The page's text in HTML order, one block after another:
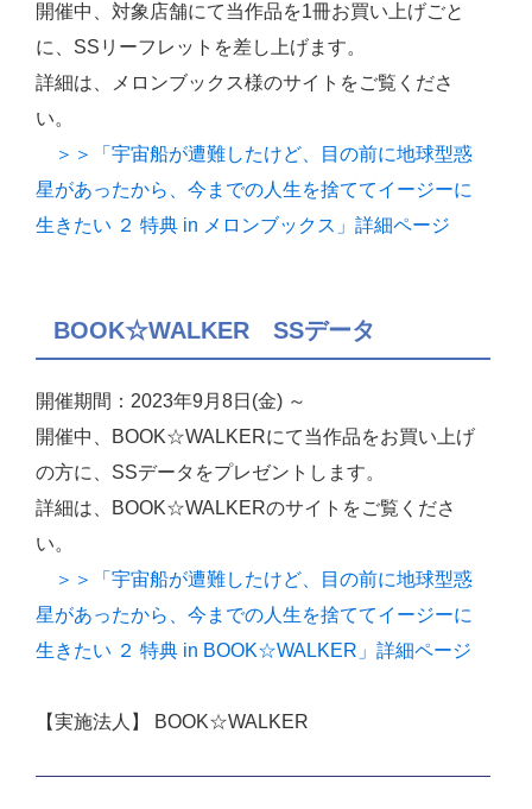
開催中、対象店舗にて当作品を1冊お買い上げごと
に、SSリーフレットを差し上げます。
詳細は、メロンブックス様のサイトをご覧くださ
い。
＞＞「宇宙船が遭難したけど、目の前に地球型惑
星があったから、今までの人生を捨ててイージーに
生きたい ２ 特典 in メロンブックス」詳細ページ
BOOK☆WALKER SSデータ
開催期間：2023年9月8日(金) ～
開催中、BOOK☆WALKERにて当作品をお買い上げ
の方に、SSデータをプレゼントします。
詳細は、BOOK☆WALKERのサイトをご覧くださ
い。
＞＞「宇宙船が遭難したけど、目の前に地球型惑
星があったから、今までの人生を捨ててイージーに
生きたい ２ 特典 in BOOK☆WALKER」詳細ページ
【実施法人】 BOOK☆WALKER